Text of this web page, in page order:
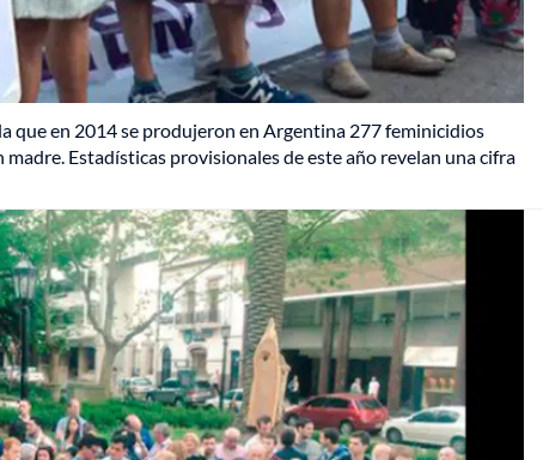
que en 2014 se produjeron en Argentina 277 feminicidios
Estadísticas provisionales de este año revelan una cifra